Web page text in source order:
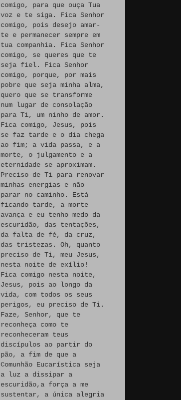
comigo, para que ouça Tua
voz e te siga. Fica Senhor
comigo, pois desejo amar-
te e permanecer sempre em
tua companhia. Fica Senhor
comigo, se queres que te
seja fiel. Fica Senhor
comigo, porque, por mais
pobre que seja minha alma,
quero que se transforme
num lugar de consolação
para Ti, um ninho de amor.
Fica comigo, Jesus, pois
se faz tarde e o dia chega
ao fim; a vida passa, e a
morte, o julgamento e a
eternidade se aproximam.
Preciso de Ti para renovar
minhas energias e não
parar no caminho. Está
ficando tarde, a morte
avança e eu tenho medo da
escuridão, das tentações,
da falta de fé, da cruz,
das tristezas. Oh, quanto
preciso de Ti, meu Jesus,
nesta noite de exílio!
Fica comigo nesta noite,
Jesus, pois ao longo da
vida, com todos os seus
perigos, eu preciso de Ti.
Faze, Senhor, que te
reconheça como te
reconheceram teus
discípulos ao partir do
pão, a fim de que a
Comunhão Eucarística seja
a luz a dissipar a
escuridão,a força a me
sustentar, a única alegria